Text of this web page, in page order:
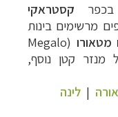
בכפר קסטראקי
מרשימים בינות
מטאורו (
Megalo
מנזר קטן נוסף,
| לינה